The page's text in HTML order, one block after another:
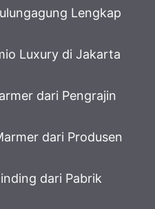
Lengkap
Luxury di Jakarta
dari Pengrajin
dari Produsen
dari Pabrik